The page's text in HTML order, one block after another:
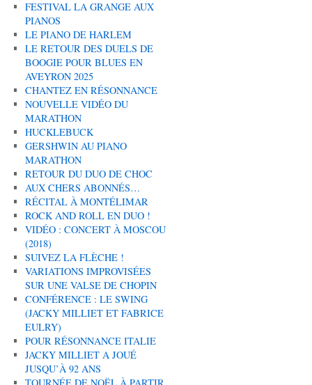
FESTIVAL LA GRANGE AUX
PIANOS
LE PIANO DE HARLEM
LE RETOUR DES DUELS DE
BOOGIE POUR BLUES EN
AVEYRON 2025
CHANTEZ EN RÉSONNANCE
NOUVELLE VIDÉO DU
MARATHON
HUCKLEBUCK
GERSHWIN AU PIANO
MARATHON
RETOUR DU DUO DE CHOC
AUX CHERS ABONNÉS…
RÉCITAL À MONTÉLIMAR
ROCK AND ROLL EN DUO !
VIDÉO : CONCERT À MOSCOU
(2018)
SUIVEZ LA FLÈCHE !
VARIATIONS IMPROVISÉES
SUR UNE VALSE DE CHOPIN
CONFÉRENCE : LE SWING
(JACKY MILLIET ET FABRICE
EULRY)
POUR RÉSONNANCE ITALIE
JACKY MILLIET A JOUÉ
JUSQU’À 92 ANS